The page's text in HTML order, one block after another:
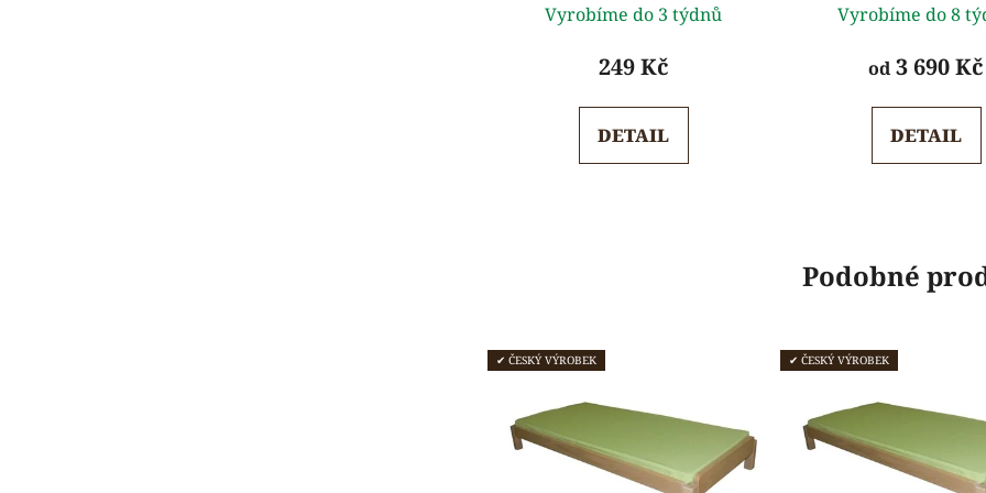
hodnocení
produktu
5,0
z
Vyrobíme do 3 týdnů
249 Kč
DETAIL
5,0
z
Vyrobíme do 8
od3 690 Kč
DETAIL
Podobné
✔ ČESKÝ VÝROBEK ✔ ČESKÝ VÝROBEK